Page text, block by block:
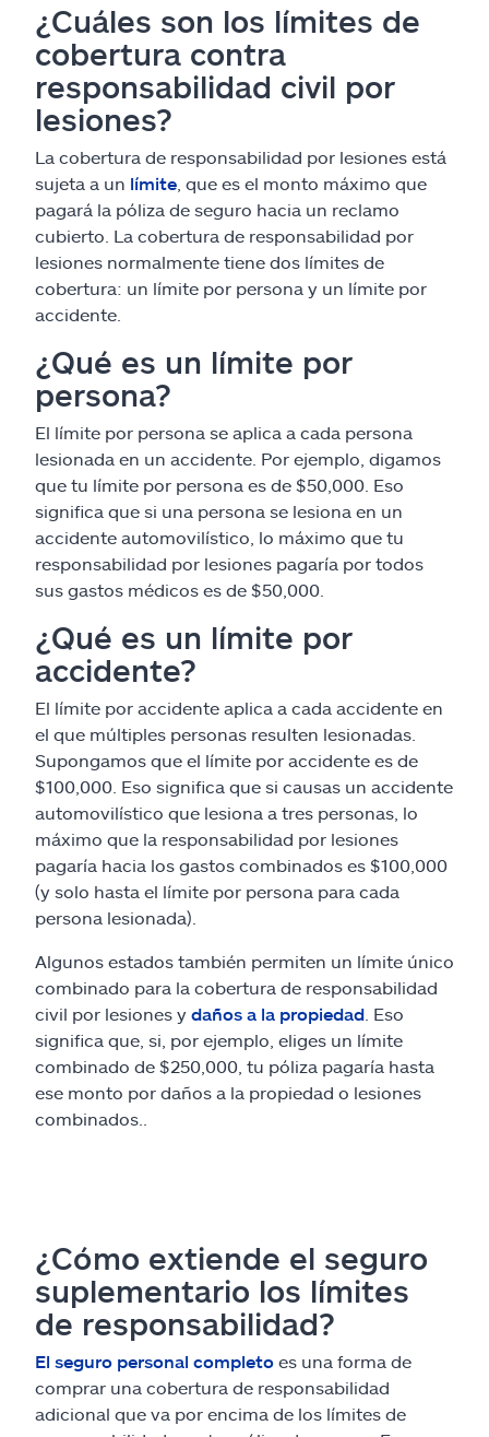
¿Cuáles son los límites de
cobertura contra
responsabilidad civil por
lesiones?
La cobertura de responsabilidad por lesiones está
sujeta a un límite , que es el monto máximo que
pagará la póliza de seguro hacia un reclamo
cubierto. La cobertura de responsabilidad por
lesiones normalmente tiene dos límites de
cobertura: un límite por persona y un límite por
accidente.
¿Qué es un límite por
persona?
El límite por persona se aplica a cada persona
lesionada en un accidente. Por ejemplo, digamos
que tu límite por persona es de $50,000. Eso
significa que si una persona se lesiona en un
accidente automovilístico, lo máximo que tu
responsabilidad por lesiones pagaría por todos
sus gastos médicos es de $50,000.
¿Qué es un límite por
accidente?
El límite por accidente aplica a cada accidente en
el que múltiples personas resulten lesionadas.
Supongamos que el límite por accidente es de
$100,000. Eso significa que si causas un accidente
automovilístico que lesiona a tres personas, lo
máximo que la responsabilidad por lesiones
pagaría hacia los gastos combinados es $100,000
(y solo hasta el límite por persona para cada
persona lesionada).
Algunos estados también permiten un límite único
combinado para la cobertura de responsabilidad
civil por lesiones y daños a la propiedad . Eso
significa que, si, por ejemplo, eliges un límite
combinado de $250,000, tu póliza pagaría hasta
ese monto por daños a la propiedad o lesiones
combinados..
¿Cómo extiende el seguro
suplementario los límites
de responsabilidad?
El seguro personal completo es una forma de
comprar una cobertura de responsabilidad
adicional que va por encima de los límites de